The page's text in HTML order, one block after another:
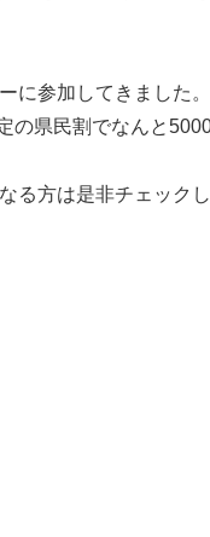
に参加してきました。
県民割でなんと
る方は是非チェックし